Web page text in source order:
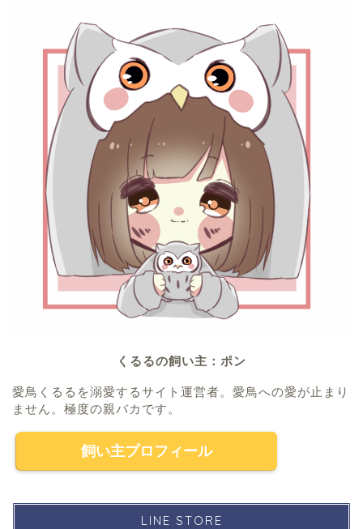
くるるの飼い主：ポン
愛鳥くるるを溺愛するサイト運営者。愛鳥への愛が止まり
ません。極度の親バカです。
飼い主プロフィール
LINE STORE